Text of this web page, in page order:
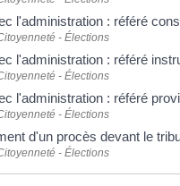
l'administration : référé
- Élections
l'administration : référé
- Élections
l'administration : référé
- Élections
d'un procès devant le
- Élections